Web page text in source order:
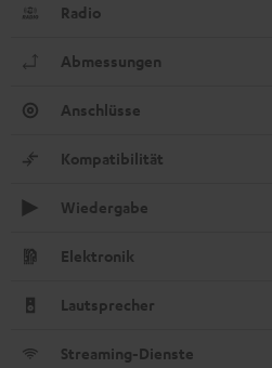
Radio
Abmessungen
Anschlüsse
Kompatibilität
Wiedergabe
Elektronik
Lautsprecher
Streaming-Dienste